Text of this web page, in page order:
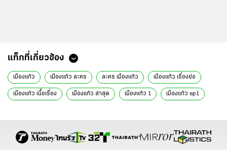
แท็กที่เกี่ยวข้อง
เมืองแก้ว เมืองแก้ว ละคร ละคร เมืองแก้ว เมืองแก้ว เรื่องย่อ
เมืองแก้ว เนื้อเรื่อง เมืองแก้ว ล่าสุด เมืองแก้ว 1 เมืองแก้ว ep1
ละครใหม่ช่อง7 ละครใหม่ ละครใหม่น่าดู 2568 ละครน่าดู 2568